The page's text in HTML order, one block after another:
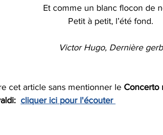
Et comme un blanc flocon de
Petit à petit, l’été fond.
Victor Hugo, Dernière
cet article sans mentionner le Concerto
cliquer ici pour l'écouter